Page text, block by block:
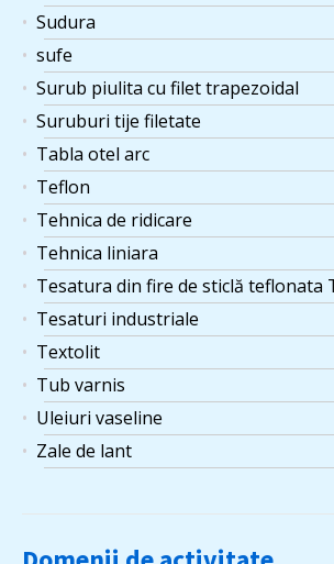
Sudura
sufe
Surub piulita cu filet trapezoidal
Suruburi tije filetate
Tabla otel arc
Teflon
Tehnica de ridicare
Tehnica liniara
Tesatura din fire de sticlă teflonata
Tesaturi industriale
Textolit
Tub varnis
Uleiuri vaseline
Zale de lant